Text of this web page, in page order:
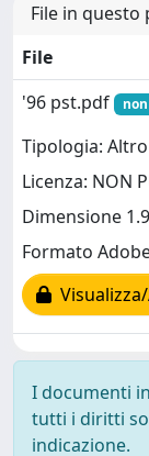
File in
File
'96 pst.pdf
Tipologia:
Licenza: NON
Dimensione
Formato
I documenti
tutti i diritti
indicazione.